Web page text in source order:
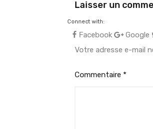
Laisser un
Connect with:
Facebook Google
Votre adresse e-mail
Commentaire *